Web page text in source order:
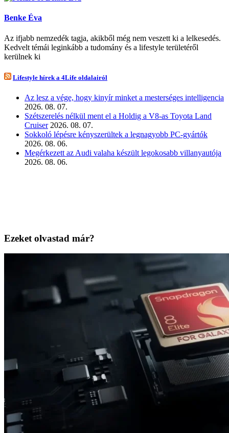
Benke Éva
Az ifjabb nemzedék tagja, akikből még nem veszett ki a lelkesedés.
Kedvelt témái leginkább a tudomány és a lifestyle területéről
kerülnek ki
Lifestyle hírek a 4Life oldalairól
Az lesz a vége, hogy kinyír minket a mesterséges intelligencia
2026. 08. 07.
Szétszerelés nélkül ment el a Holdig a V8-as Toyota Land
Cruiser 2026. 08. 07.
Sokkoló lépésre kényszerültek a legnagyobb PC-gyártók
2026. 08. 06.
Megérkezett az Audi valaha készült legokosabb villanyautója
2026. 08. 06.
Ezeket olvastad már?